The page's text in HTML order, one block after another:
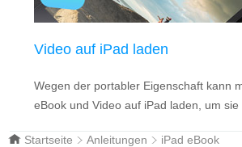
Video auf iPad laden
Wegen der portabler Eigenschaft kann
eBook und Video auf iPad laden, um sie
Startseite Anleitungen iPad eBook